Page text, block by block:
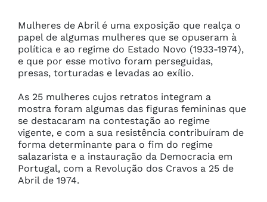
Mulheres de Abril é uma exposição que realça o
papel de algumas mulheres que se opuseram à
política e ao regime do Estado Novo (1933-1974),
e que por esse motivo foram perseguidas,
presas, torturadas e levadas ao exílio.
As 25 mulheres cujos retratos integram a
mostra foram algumas das figuras femininas que
se destacaram na contestação ao regime
vigente, e com a sua resistência contribuíram de
forma determinante para o fim do regime
salazarista e a instauração da Democracia em
Portugal, com a Revolução dos Cravos a 25 de
Abril de 1974.